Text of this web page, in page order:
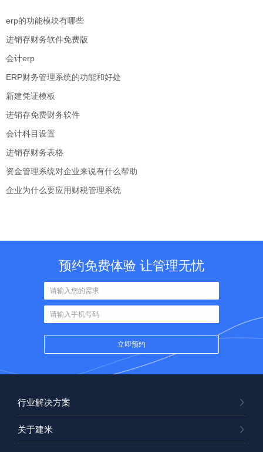
erp的功能模块有哪些
进销存财务软件免费版
会计erp
ERP财务管理系统的功能和好处
新建凭证模板
进销存免费财务软件
会计科目设置
进销存财务表格
资金管理系统对企业来说有什么帮助
企业为什么要应用财税管理系统
预约免费体验 让管理无忧
行业解决方案
关于建米